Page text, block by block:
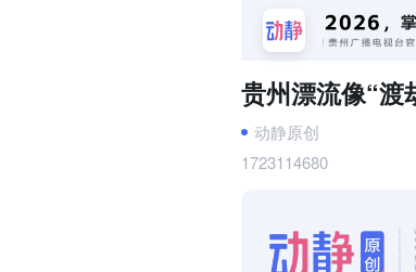
贵州漂流像“渡
动静原创
1723114680